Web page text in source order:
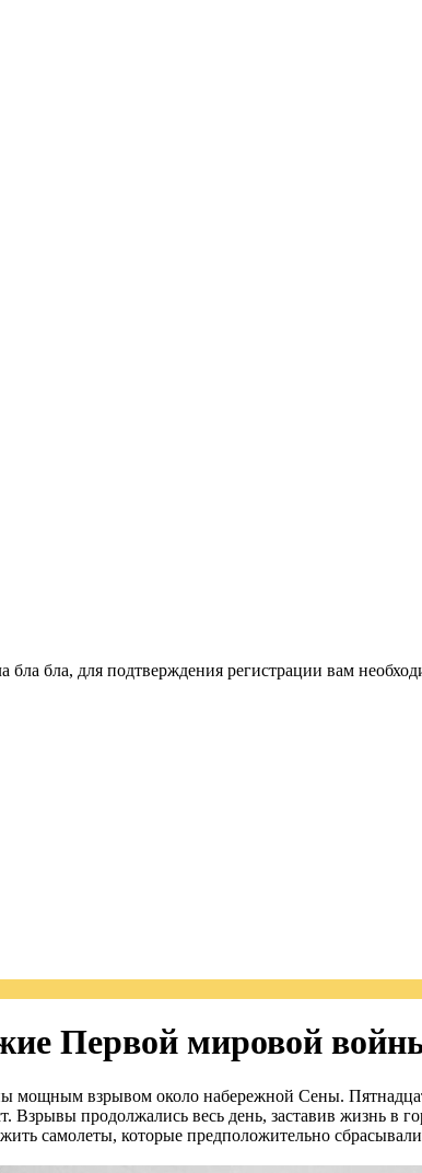
бла, для подтверждения регистрации вам
Первой мировой
мощным взрывом около набережной Сены.
Взрывы продолжались весь день, заставив жизнь в
самолеты, которые предположительно